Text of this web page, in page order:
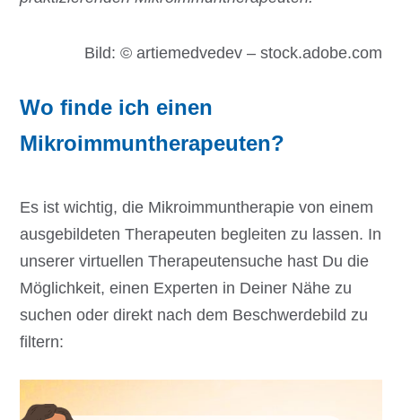
Bild: © artiemedvedev – stock.adobe.com
Wo finde ich einen
Mikroimmuntherapeuten?
Es ist wichtig, die Mikroimmuntherapie von einem
ausgebildeten Therapeuten begleiten zu lassen. In
unserer virtuellen Therapeutensuche hast Du die
Möglichkeit, einen Experten in Deiner Nähe zu
suchen oder direkt nach dem Beschwerdebild zu
filtern: